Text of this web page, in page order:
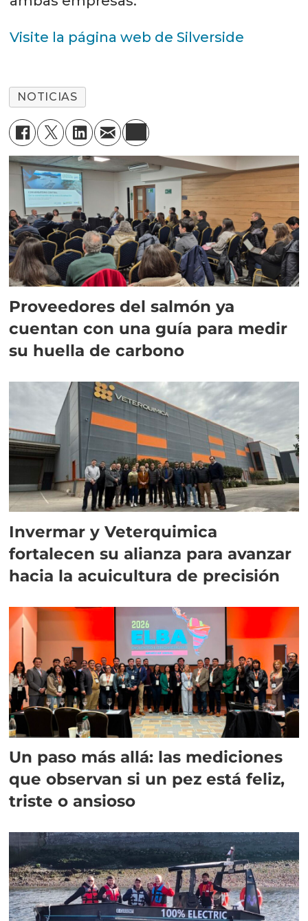
Visite la página web de Silverside
NOTICIAS
Proveedores del salmón ya
cuentan con una guía para medir
su huella de carbono
Invermar y Veterquimica
fortalecen su alianza para avanzar
hacia la acuicultura de precisión
Un paso más allá: las mediciones
que observan si un pez está feliz,
triste o ansioso